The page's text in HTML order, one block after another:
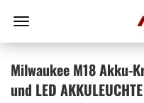
Milwaukee M18 Akku-
und LED